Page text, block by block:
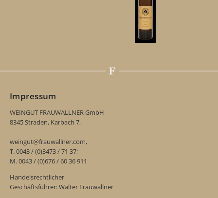
Impressum
WEINGUT FRAUWALLNER GmbH
8345 Straden, Karbach 7,
weingut@frauwallner.com,
T. 0043 / (0)3473 / 71 37;
M. 0043 / (0)676 / 60 36 911
Handelsrechtlicher
Geschäftsführer: Walter Frauwallner